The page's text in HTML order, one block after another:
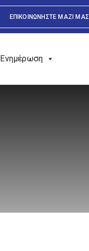
ΕΠΙΚΟΙΝΩΝΗΣΤΕ ΜΑΖΙ ΜΑΣ
Ενημέρωση